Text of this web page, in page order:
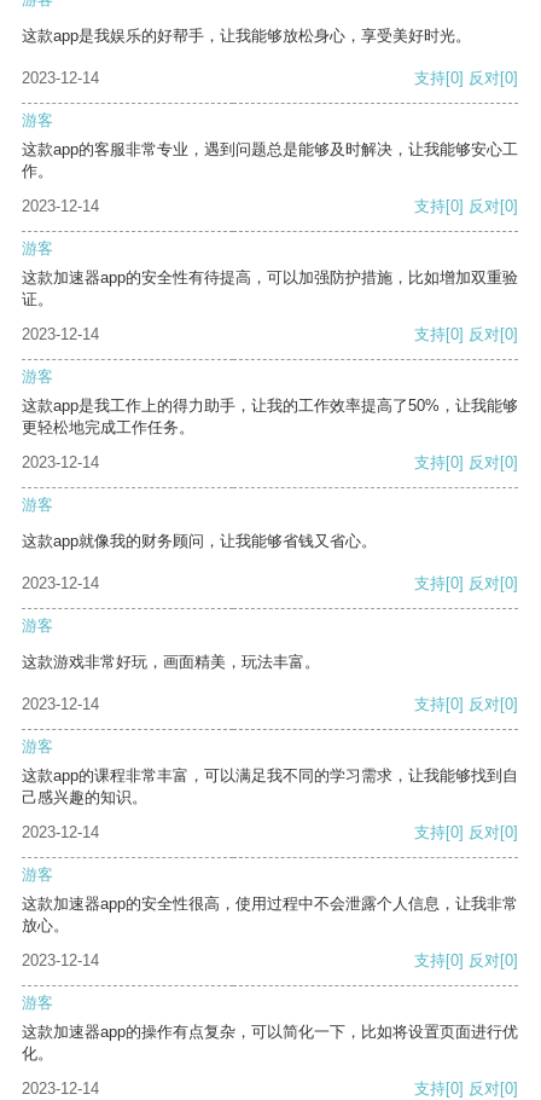
这款app是我娱乐的好帮手，让我能够放松身心，享受美好时光。
2023-12-14 支持[0] 反对[0]
游客
这款app的客服非常专业，遇到问题总是能够及时解决，让我能够安心工
作。
2023-12-14
支持[0] 反对[0]
游客
这款加速器app的安全性有待提高，可以加强防护措施，比如增加双重验
证。
2023-12-14
支持[0] 反对[0]
游客
这款app是我工作上的得力助手，让我的工作效率提高了50%，让我能够
更轻松地完成工作任务。
2023-12-14
支持[0] 反对[0]
游客
这款app就像我的财务顾问，让我能够省钱又省心。
2023-12-14 支持[0] 反对[0]
游客
这款游戏非常好玩，画面精美，玩法丰富。
2023-12-14 支持[0] 反对[0]
游客
这款app的课程非常丰富，可以满足我不同的学习需求，让我能够找到自
己感兴趣的知识。
2023-12-14
支持[0] 反对[0]
游客
这款加速器app的安全性很高，使用过程中不会泄露个人信息，让我非常
放心。
2023-12-14
支持[0] 反对[0]
游客
这款加速器app的操作有点复杂，可以简化一下，比如将设置页面进行优
化。
2023-12-14
支持[0] 反对[0]